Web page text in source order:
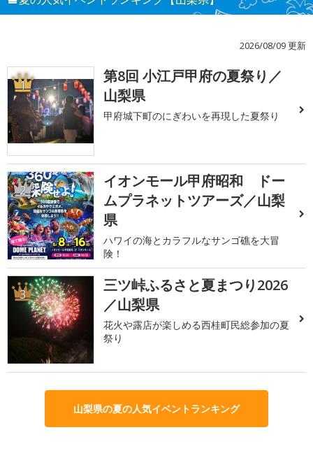
2026/08/09 更新
1
第8回 小江戸甲府の夏祭り／
山梨県
甲府城下町のにぎわいを再現した夏祭り
2
イオンモール甲府昭和 ドー
ムプラネットツアーズ／山梨
県
ハワイの海とカラフルなサンゴ礁を大冒
険！
3
三ツ峠ふるさと夏まつり2026
／山梨県
花火や露店が楽しめる西桂町民総参加の夏
祭り
山梨県の夏の人気イベントランキング